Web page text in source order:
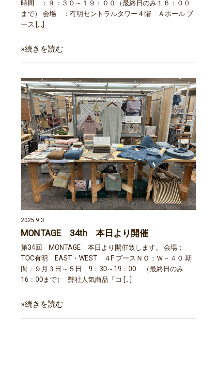
時間 ：９：３０～１９：００（最終日のみ１６：００
まで） 会場 ：有明セントラルタワー４階 Ａホール ブ
ース […]
»続きを読む
2025.9.3
MONTAGE 34th 本日より開催
第34回 MONTAGE 本日より開催致します。 会場：
TOC有明 EAST・WEST ４F ブースＮＯ：Ｗ－４０ 期
間：９月３日～５日 9：30～19：00 （最終日のみ
16：00まで） 弊社人気商品「コ […]
»続きを読む